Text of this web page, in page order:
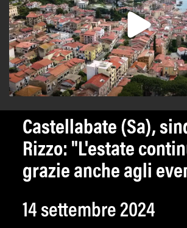
Castellabate (Sa),
Rizzo: "L'estate
grazie anche agli
14 settembre 2024